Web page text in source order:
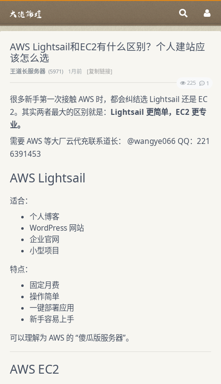
AWS Lightsail和EC2有什么区别？个人建站应
该怎么选
王道长服务器 (5971) 1月前
[复制链接]
225
1
很多新手第一次接触 AWS 时，都会纠结选 Lightsail 还是 EC
2。其实两者最大的区别就是： Lightsail 更简单，EC2 更专
业。
需要 AWS 等大厂云代充联系道长： @wangye066 QQ：221
6391453
AWS Lightsail
适合：
个人博客
WordPress 网站
企业官网
小型项目
特点：
固定月费
操作简单
一键部署应用
新手容易上手
可以理解为 AWS 的 “傻瓜版服务器”。
AWS EC2